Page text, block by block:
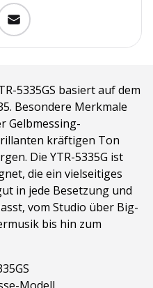
5335GS basiert auf dem
Besondere Merkmale
Gelbmessing-
kräftigen Ton
Die YTR-5335G ist
die ein vielseitiges
in jede Besetzung und
vom Studio über Big-
bis hin zum